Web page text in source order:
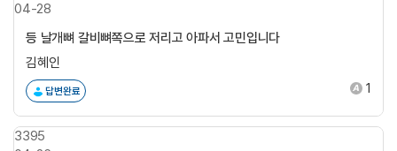
등 날개뼈 갈비뼈쪽으로 저리고 아파서 고민입니다
김혜인
답변완료 1
04-28
3395